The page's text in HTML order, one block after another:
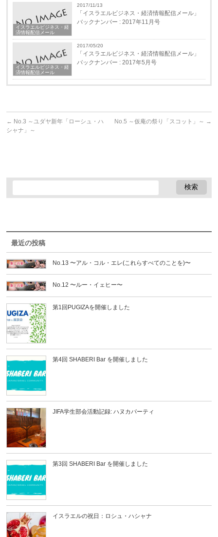
イスラエルビジネス・経
済情報配信メール
2017/11/13
「イスラエルビジネス・経済情報配信メール」
バックナンバー : 2017年11月号
イスラエルビジネス・経
済情報配信メール
2017/05/20
「イスラエルビジネス・経済情報配信メール」
バックナンバー : 2017年5月号
← No.3 ～ユダヤ新年「ローシュ・ハ
シャナ」～
No.5 ～仮庵の祭り「スコット」～ →
最近の投稿
No.13 〜アル・コル・エレ(これらすべてのことを)〜
No.12 〜ルー・イェヒー〜
第1回PUGIZAを開催しました
第4回 SHABERI Bar を開催しました
JIFA学生部会活動記録: ハヌカパーティ
第3回 SHABERI Bar を開催しました
イスラエルの祝日：ロシュ・ハシャナ